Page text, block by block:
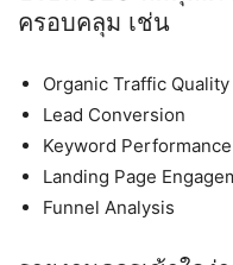
ครอบคลุม เช่น
Organic Traffic Quality
Lead Conversion
Keyword Performance
Landing Page
Funnel Analysis